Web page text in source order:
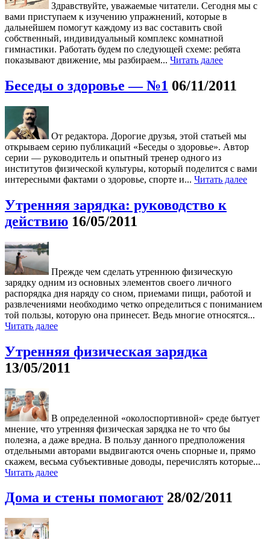
Здравствуйте, уважаемые читатели. Сегодня мы с
вами приступаем к изучению упражнений, которые в
дальнейшем помогут каждому из вас составить свой
собственный, индивидуальный комплекс комнатной
гимнастики. Работать будем по следующей схеме: ребята
показывают движение, мы разбираем... Читать далее
Беседы о здоровье — №1 06/11/2011
От редактора. Дорогие друзья, этой статьей мы
открываем серию публикаций «Беседы о здоровье». Автор
серии — руководитель и опытный тренер одного из
институтов физической культуры, который поделится с вами
интересными фактами о здоровье, спорте и... Читать далее
Утренняя зарядка: руководство к
действию 16/05/2011
Прежде чем сделать утреннюю физическую
зарядку одним из основных элементов своего личного
распорядка дня наряду со сном, приемами пищи, работой и
развлечениями необходимо четко определиться с пониманием
той пользы, которую она принесет. Ведь многие относятся...
Читать далее
Утренняя физическая зарядка
13/05/2011
В определенной «околоспортивной» среде бытует
мнение, что утренняя физическая зарядка не то что бы
полезна, а даже вредна. В пользу данного предположения
отдельными авторами выдвигаются очень спорные и, прямо
скажем, весьма субъективные доводы, перечислять которые...
Читать далее
Дома и стены помогают 28/02/2011